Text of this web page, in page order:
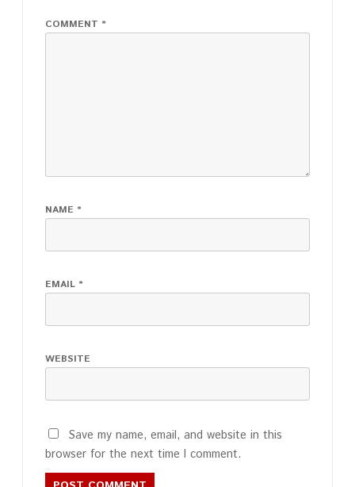
COMMENT *
NAME *
EMAIL *
WEBSITE
Save my name, email, and website in this
browser for the next time I comment.